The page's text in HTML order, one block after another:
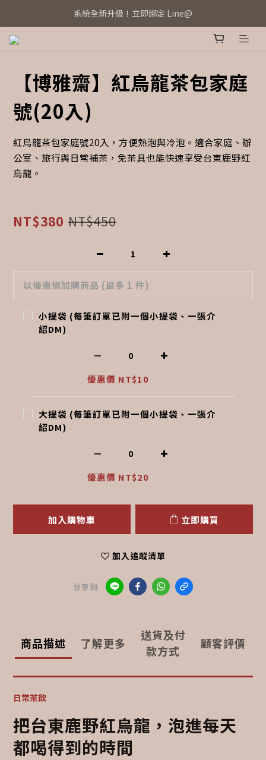
系統全新升級！立即綁定 Line@
系統全新升級！立即綁定 Line@
系統全新升級！立即綁定 Line@
【博雅齋】紅烏龍茶包家庭
號(20入)
紅烏龍茶包家庭號20入，方便熱泡與冷泡。適合家庭、辦
公室、旅行與日常補茶，免茶具也能快速享受台東鹿野紅
烏龍。
NT$380 NT$450
以優惠價加購商品 (最多 1 件)
小提袋 (每筆訂單已附一個小提袋、一張介
紹DM)
優惠價 NT$10
大提袋 (每筆訂單已附一個小提袋、一張介
紹DM)
優惠價 NT$20
加入購物車 立即購買
加入追蹤清單
分享到
商品描述 了解更多
送貨及付
款方式
顧客評價
日常茶飲
把台東鹿野紅烏龍，泡進每天
都喝得到的時間